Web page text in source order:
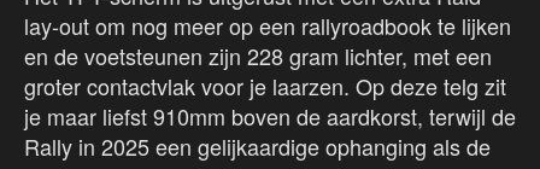
lay-out om nog meer op een rallyroadbook te lijken
en de voetsteunen zijn 228 gram lichter, met een
groter contactvlak voor je laarzen. Op deze telg zit
je maar liefst 910mm boven de aardkorst, terwijl de
Rally in 2025 een gelijkaardige ophanging als de